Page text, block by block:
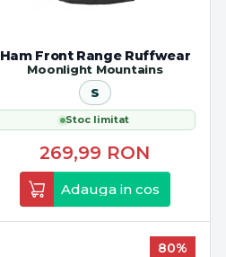
Ham Front Range Ruffwear
Moonlight Mountains
S
Stoc limitat
269,99 RON
Adauga in cos
80%